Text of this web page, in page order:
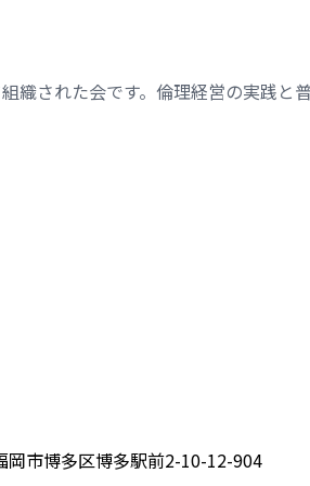
織された会です。倫理経営の実践
岡市博多区博多駅前2-10-12-904